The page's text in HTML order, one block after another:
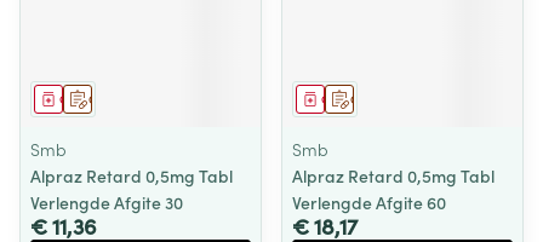
Op voorschrift
Geneesmiddel
Smb
Alpraz Retard 0,5mg Tabl
Verlengde Afgite 30
€ 11,36
Op voorschrift
Geneesmiddel
Smb
Alpraz Retard 0,5mg Tabl
Verlengde Afgite 60
€ 18,17